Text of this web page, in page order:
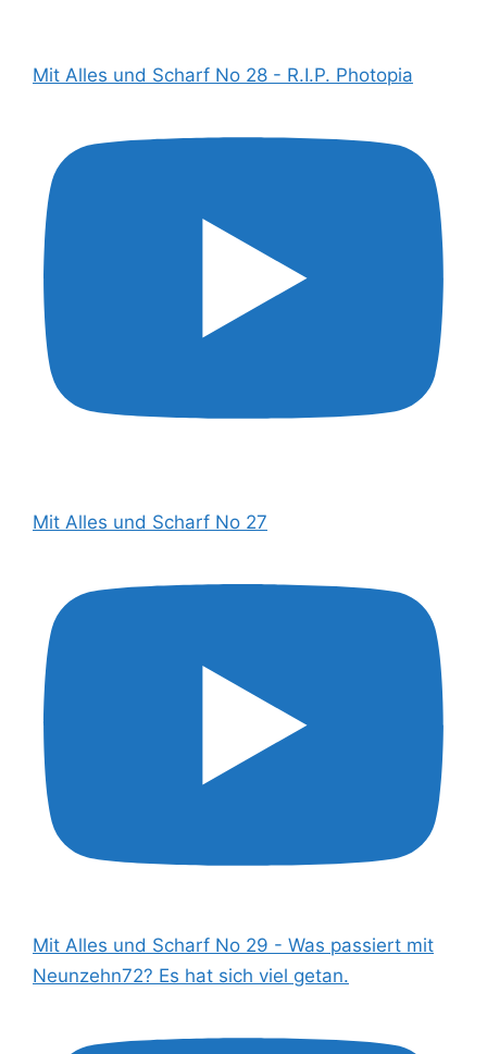
Mit Alles und Scharf No 28 - R.I.P. Photopia
Mit Alles und Scharf No 27
Mit Alles und Scharf No 29 - Was passiert mit
Neunzehn72? Es hat sich viel getan.